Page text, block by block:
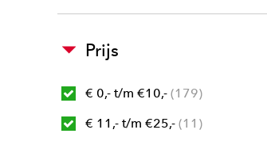
Prijs
€ 0,- t/m €10,- 179
€ 11,- t/m €25,- 11